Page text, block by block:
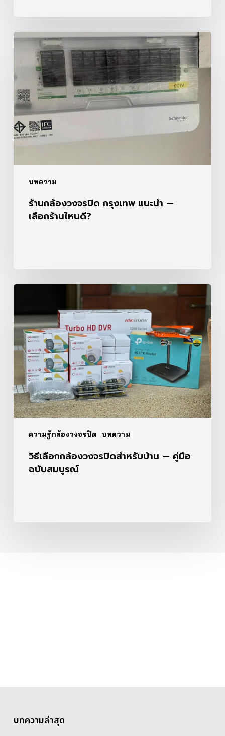
บทความ
ร้าน
วงจรปิด
กรุงเทพ
แนะนำ
—
เลือก
ร้าน
ไหน
ร้านกล้องวงจรปิด กรุงเทพ แนะนำ —
เลือกร้านไหนดี?
ความรู้กล้องวงจรปิด บทความ
วิธี
กล้อง
วงจรปิด
สำหรับ
บ้าน
คู่มือ
ฉบับ
สมบูรณ์
วิธีเลือกกล้องวงจรปิดสำหรับบ้าน — คู่มือ
ฉบับสมบูรณ์
บทความล่าสุด